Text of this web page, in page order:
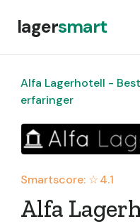
lagersmart
Alfa Lagerhotell -
erfaringer
Smartscore: ☆4.1
Alfa